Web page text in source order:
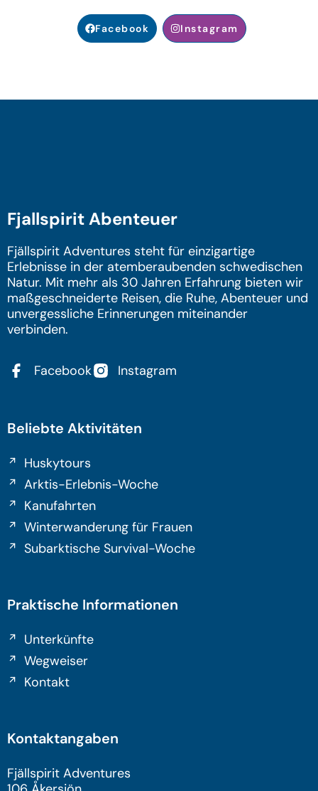
Facebook Instagram
Fjallspirit Abenteuer
Fjällspirit Adventures steht für einzigartige
Erlebnisse in der atemberaubenden schwedischen
Natur. Mit mehr als 30 Jahren Erfahrung bieten wir
maßgeschneiderte Reisen, die Ruhe, Abenteuer und
unvergessliche Erinnerungen miteinander
verbinden.
Facebook Instagram
Beliebte Aktivitäten
Huskytours
Arktis-Erlebnis-Woche
Kanufahrten
Winterwanderung für Frauen
Subarktische Survival-Woche
Praktische Informationen
Unterkünfte
Wegweiser
Kontakt
Kontaktangaben
Fjällspirit Adventures